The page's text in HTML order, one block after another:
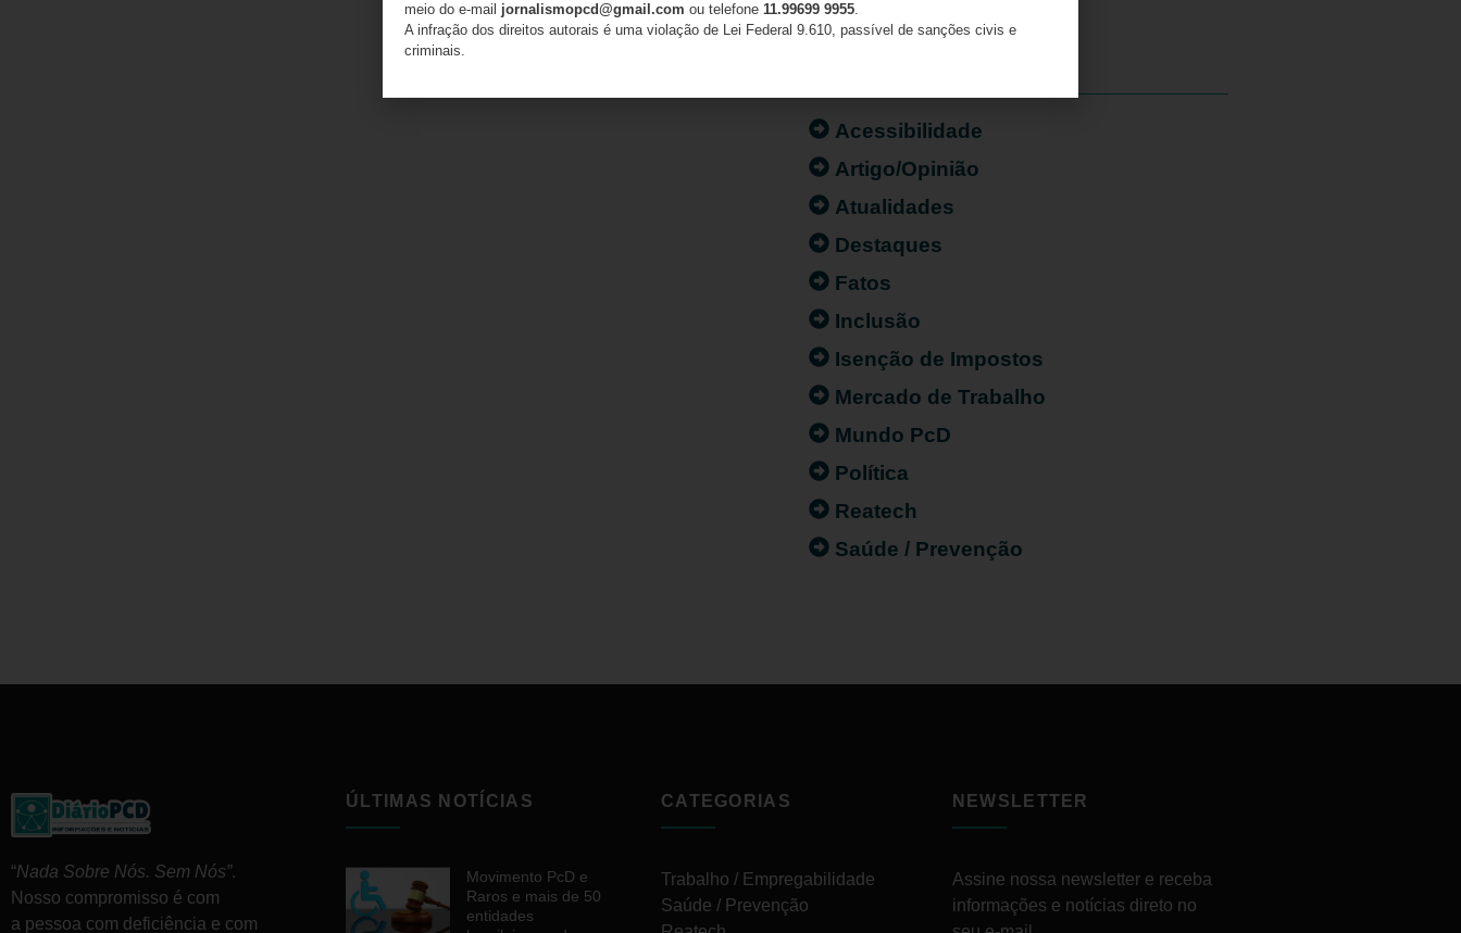
Acessibilidade
Artigo/Opinião
Atualidades
Destaques
Fatos
Inclusão
Isenção de Impostos
Mercado de Trabalho
Mundo PcD
Política
Reatech
Saúde / Prevenção
“Nada Sobre Nós. Sem Nós”.
Nosso compromisso é com
a pessoa com deficiência e com
ÚLTIMAS NOTÍCIAS
Movimento PcD e
Raros e mais de 50
entidades
CATEGORIAS
Trabalho / Empregabilidade
Saúde / Prevenção
NEWSLETTER
Assine nossa newsletter e receba
informações e notícias direto no
meio do e-mail jornalismopcd@gmail.com ou telefone 11.99699 9955.
A infração dos direitos autorais é uma violação de Lei Federal 9.610, passível de sanções civis e
criminais.